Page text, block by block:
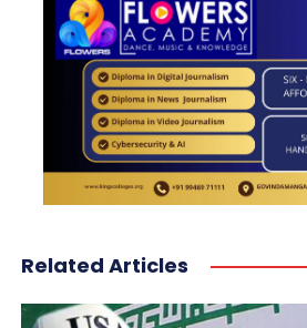
Related Articles